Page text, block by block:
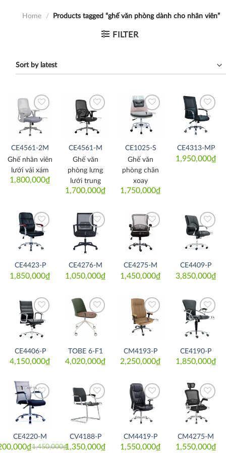
Home / Products tagged “ghế văn phòng dành cho nhân viên”
FILTER
Thích
CE4561-2M
1,800,000₫
Ghế nhân viên
lưới vải xám
Thích
CE4561-M
1,700,000₫
Ghế văn
phòng lưng
lưới trung
Thích
CE1025-S
1,750,000₫
Ghế văn
phòng chân
xoay
Thích
CE4313-MP
1,950,000₫
Thích
CE4423-P
1,850,000₫
Thích
CE4276-M
1,050,000₫
Thích
CE4275-M
1,450,000₫
CE4409-P
3,850,000₫
Thích
CE4406-P
4,150,000₫
Thích
TOBE 6-F1
4,020,000₫
Thích
CM4193-P
2,250,000₫
CE4190-P
1,850,000₫
Thích
CE4220-M
1,450,000₫
Original
₫Current
Thích
CV4188-P
1,350,000₫
Thích
CM4419-P
1,550,000₫
Thích
CM4275-M
1,550,000₫